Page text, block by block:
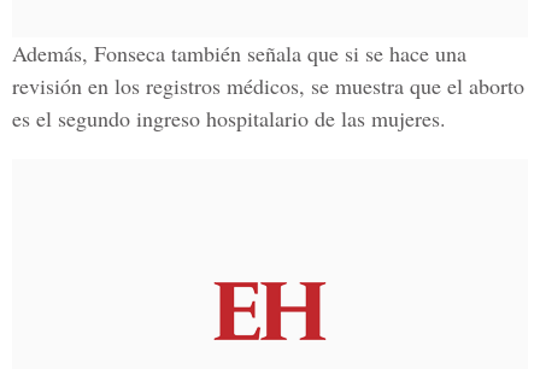
Además, Fonseca también señala que si se hace una
revisión en los registros médicos, se muestra que el aborto
es el segundo ingreso hospitalario de las mujeres.